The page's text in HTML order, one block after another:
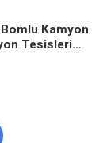
Kamyon
Tesisleri